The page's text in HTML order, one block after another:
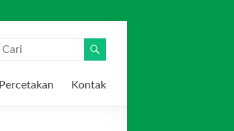
Percetakan Kontak